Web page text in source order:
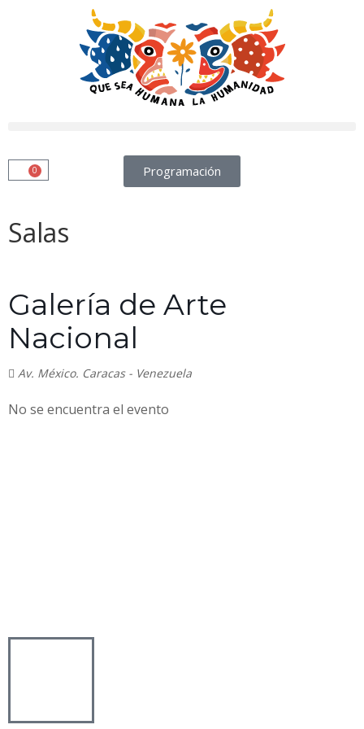
Programación
0
Salas
Galería de Arte
Nacional
Av. México. Caracas - Venezuela
No se encuentra el evento